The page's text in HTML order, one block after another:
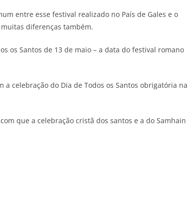
entre esse festival realizado no País de Gales e o
diferenças também.
os Santos de 13 de maio – a data do festival romano
a celebração do Dia de Todos os Santos obrigatória na
que a celebração cristã dos santos e a do Samhain